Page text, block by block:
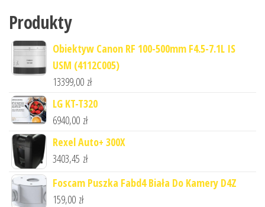
Produkty
Obiektyw Canon RF 100-500mm F4.5-7.1L IS
USM (4112C005)
13399,00 zł
LG KT-T320
6940,00 zł
Rexel Auto+ 300X
3403,45 zł
Foscam Puszka Fabd4 Biała Do Kamery D4Z
159,00 zł